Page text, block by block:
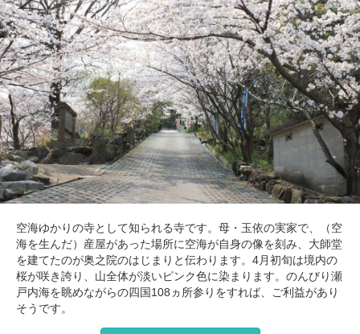
空海ゆかりの寺として知られる寺です。母・玉依の実家で、（空
海を生んだ）産屋があった場所に空海が自身の像を刻み、大師堂
を建てたのが奥之院のはじまりと伝わります。4月初旬は境内の
桜が咲き誇り、山全体が淡いピンク色に染まります。のんびり瀬
戸内海を眺めながらの四国108ヵ所参りをすれば、ご利益があり
そうです。